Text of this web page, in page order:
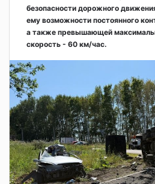
безопасности дорожного
ему возможности постоянного
а также превышающей
скорость - 60 км/час.